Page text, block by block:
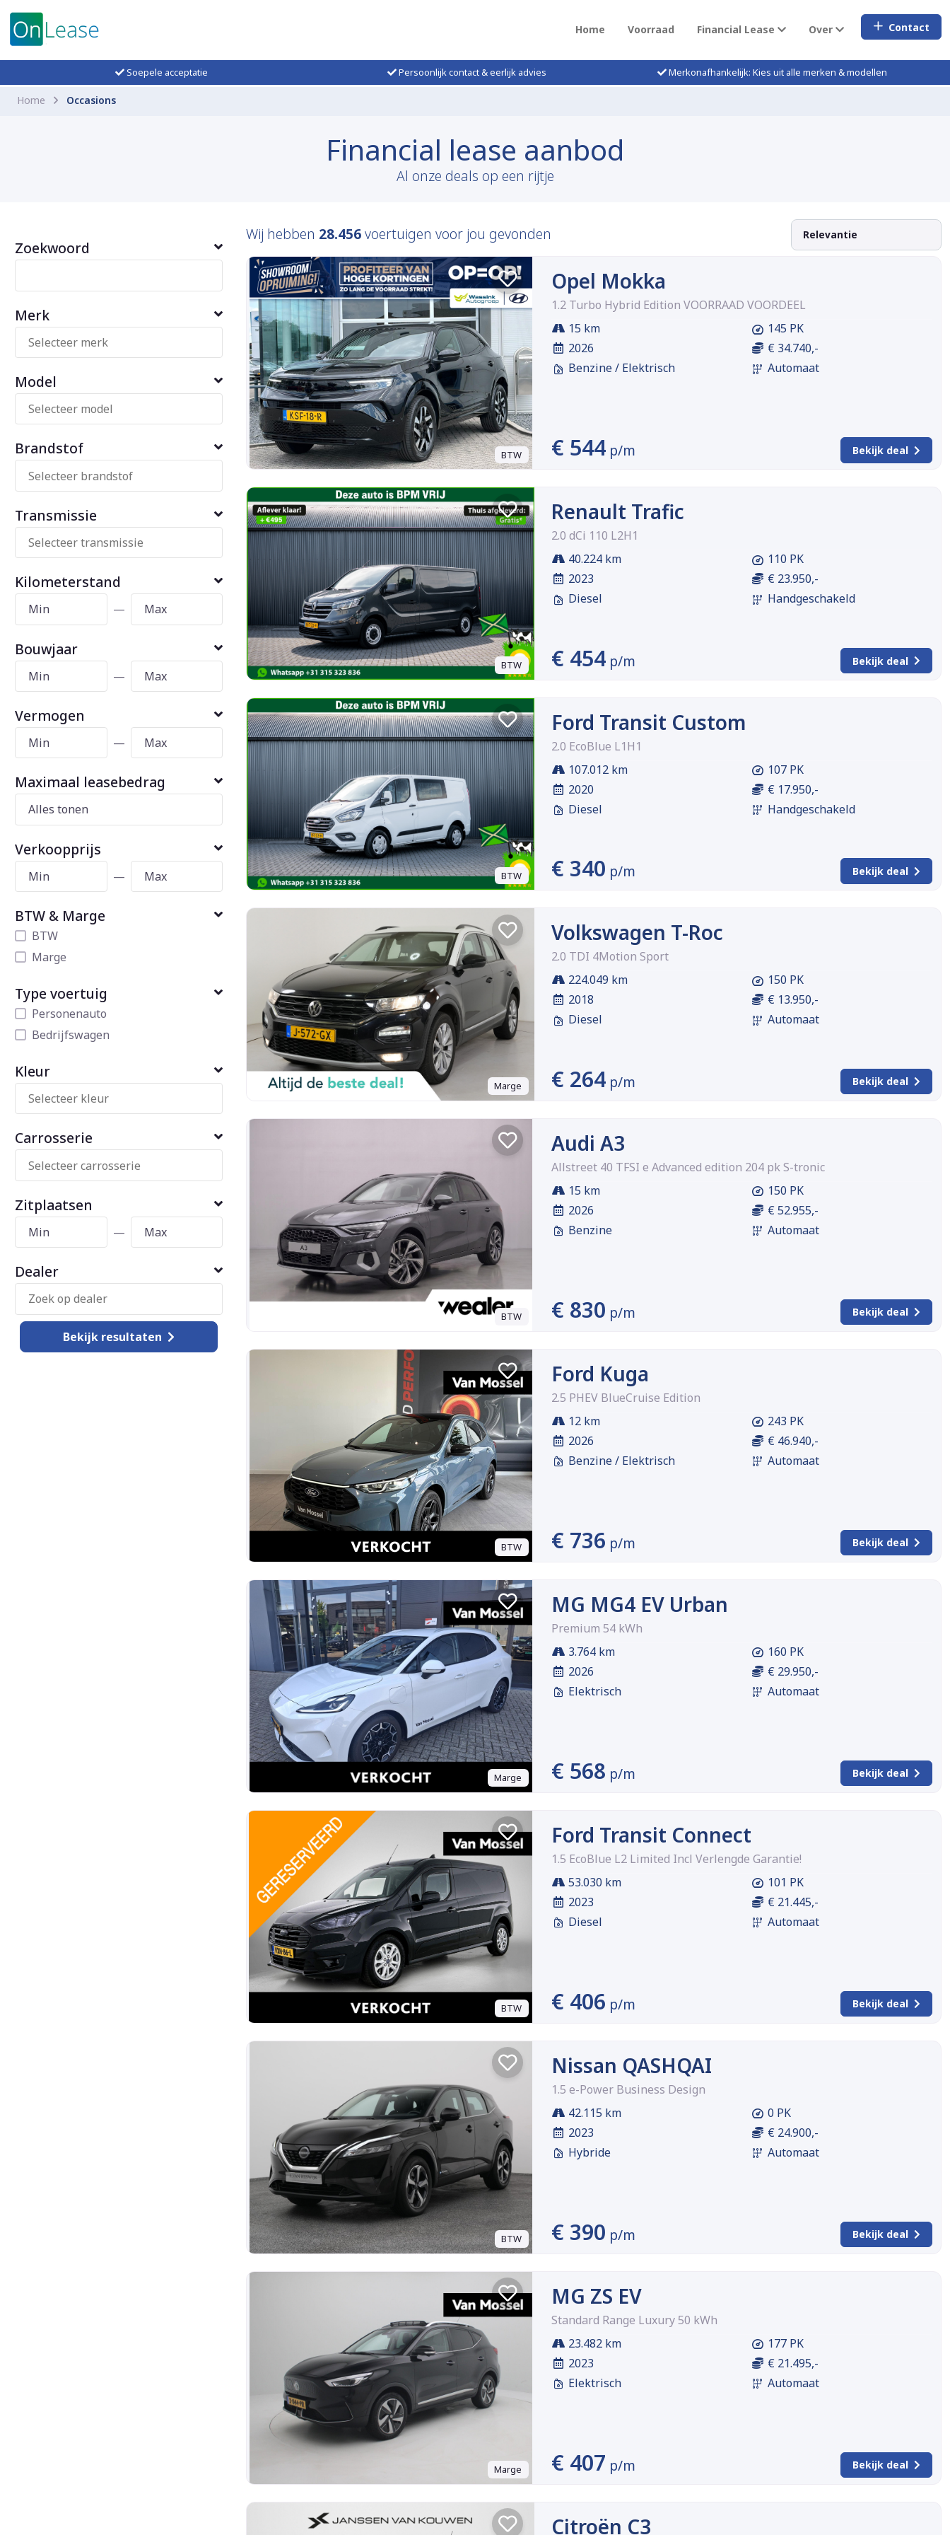
Home Voorraad Financial Lease Over Contact
Soepele acceptatie Persoonlijk contact & eerlijk advies Merkonafhankelijk: Kies uit alle merken & modellen
Home Occasions
Financial lease aanbod
Al onze deals op een rijtje
Zoekwoord
Merk
Model
Brandstof
Transmissie
Kilometerstand
—
Bouwjaar
—
Vermogen
—
Maximaal leasebedrag
Verkoopprijs
—
BTW & Marge
BTW
Marge
Type voertuig
Personenauto
Bedrijfswagen
Kleur
Carrosserie
Zitplaatsen
—
Dealer
Bekijk resultaten
Wij hebben 28.456voertuigen voor jou gevonden
BTW
Opel Mokka
1.2 Turbo Hybrid Edition VOORRAAD VOORDEEL
15 km
2026
Benzine / Elektrisch
145 PK
€ 34.740,-
Automaat
€ 544 p/m Bekijk deal
BTW
Renault Trafic
2.0 dCi 110 L2H1
40.224 km
2023
Diesel
110 PK
€ 23.950,-
Handgeschakeld
€ 454 p/m Bekijk deal
BTW
Ford Transit Custom
2.0 EcoBlue L1H1
107.012 km
2020
Diesel
107 PK
€ 17.950,-
Handgeschakeld
€ 340 p/m Bekijk deal
Marge
Volkswagen T-Roc
2.0 TDI 4Motion Sport
224.049 km
2018
Diesel
150 PK
€ 13.950,-
Automaat
€ 264 p/m Bekijk deal
BTW
Audi A3
Allstreet 40 TFSI e Advanced edition 204 pk S-tronic
15 km
2026
Benzine
150 PK
€ 52.955,-
Automaat
€ 830 p/m Bekijk deal
BTW
Ford Kuga
2.5 PHEV BlueCruise Edition
12 km
2026
Benzine / Elektrisch
243 PK
€ 46.940,-
Automaat
€ 736 p/m Bekijk deal
Marge
MG MG4 EV Urban
Premium 54 kWh
3.764 km
2026
Elektrisch
160 PK
€ 29.950,-
Automaat
€ 568 p/m Bekijk deal
BTW
Ford Transit Connect
1.5 EcoBlue L2 Limited Incl Verlengde Garantie!
53.030 km
2023
Diesel
101 PK
€ 21.445,-
Automaat
€ 406 p/m Bekijk deal
BTW
Nissan QASHQAI
1.5 e-Power Business Design
42.115 km
2023
Hybride
0 PK
€ 24.900,-
Automaat
€ 390 p/m Bekijk deal
Marge
MG ZS EV
Standard Range Luxury 50 kWh
23.482 km
2023
Elektrisch
177 PK
€ 21.495,-
Automaat
€ 407 p/m Bekijk deal
Citroën C3